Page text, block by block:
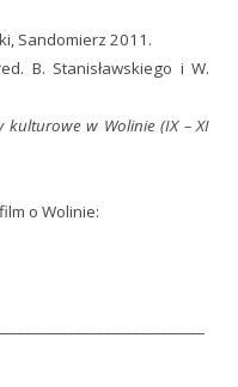
Sandomierz 2011.
B. Stanisławskiego i W.
kulturowe w Wolinie (IX – XI
o Wolinie: